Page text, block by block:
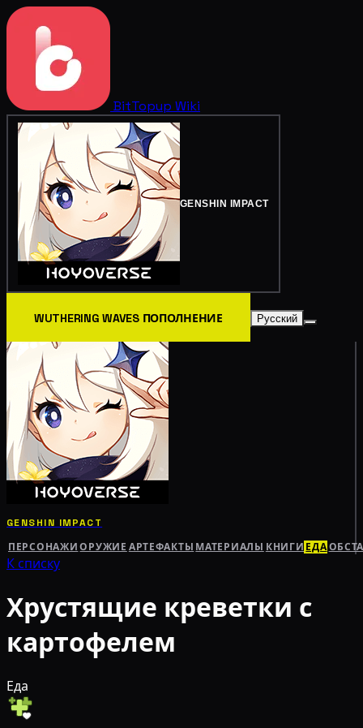
BitTopup Wiki
GENSHIN IMPACT
WUTHERING WAVES ПОПОЛНЕНИЕ Русский
GENSHIN IMPACT
ПЕРСОНАЖИ ОРУЖИЕ АРТЕФАКТЫ МАТЕРИАЛЫ КНИГИ ЕДА
К списку
Хрустящие креветки с
картофелем
Еда